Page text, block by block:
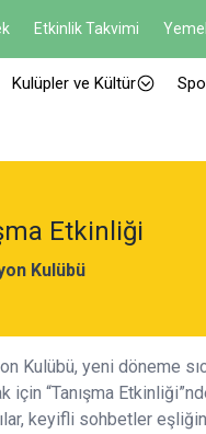
Etkinlik Takvimi
Kulüpler ve Kültür
Etkinliği
Kulübü
Kulübü, yeni döneme
için “Tanışma
keyifli sohbetler